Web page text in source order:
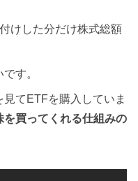
けした分だけ株式総額
す。
てETFを購入していま
買ってくれる仕組みの